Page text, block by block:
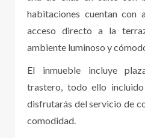
habitaciones cuentan con
acceso directo a la
ambiente luminoso y
El inmueble incluye
trastero, todo ello incluido
disfrutarás del servicio de
comodidad.